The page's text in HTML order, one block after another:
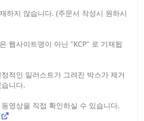
하지 않습니다. (주문서 작성시 원하시
웹사이트명이 아닌 "KCP" 로 기재됩
적인 일러스트가 그려진 박스가 제거
니다.
영상을 직접 확인하실 수 있습니다.